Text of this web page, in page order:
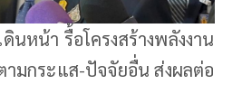
นหน้า รื้อโครงสร้างพลังงาน
ามกระแส-ปัจจัยอื่น ส่งผลต่อ